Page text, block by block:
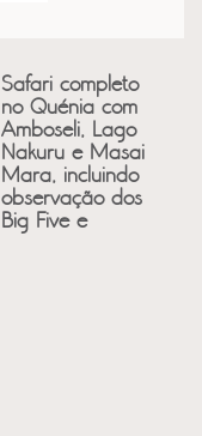
Safari completo
no Quénia com
Amboseli, Lago
Nakuru e Masai
Mara, incluindo
observação dos
Big Five e